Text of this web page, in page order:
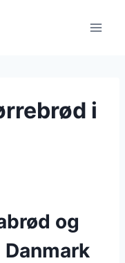
i
og